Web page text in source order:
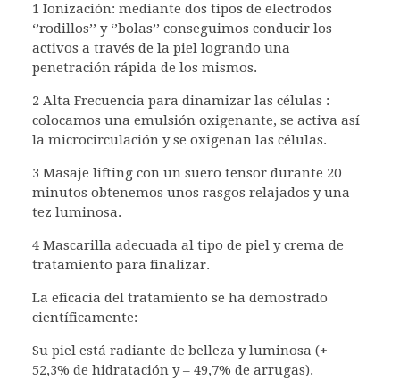
1 Ionización: mediante dos tipos de electrodos
‘’rodillos’’ y ‘’bolas’’ conseguimos conducir los
activos a través de la piel logrando una
penetración rápida de los mismos.
2 Alta Frecuencia para dinamizar las células :
colocamos una emulsión oxigenante, se activa así
la microcirculación y se oxigenan las células.
3 Masaje lifting con un suero tensor durante 20
minutos obtenemos unos rasgos relajados y una
tez luminosa.
4 Mascarilla adecuada al tipo de piel y crema de
tratamiento para finalizar.
La eficacia del tratamiento se ha demostrado
científicamente:
Su piel está radiante de belleza y luminosa (+
52,3% de hidratación y – 49,7% de arrugas).